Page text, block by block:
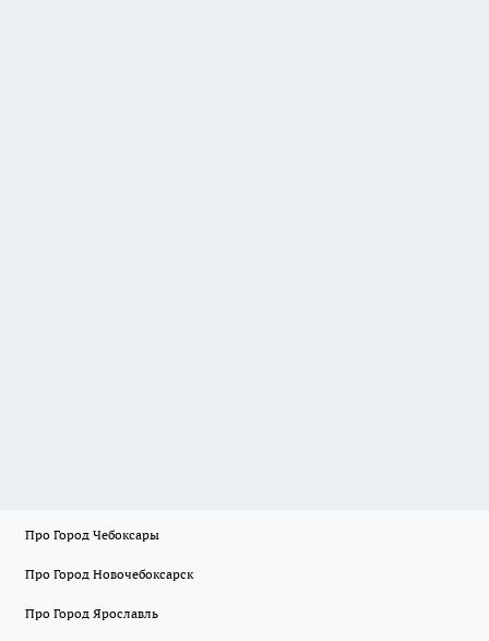
Про Город Чебоксары
Про Город Новочебоксарск
Про Город Ярославль